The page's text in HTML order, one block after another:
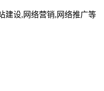
建设,网络营销,网络推广等